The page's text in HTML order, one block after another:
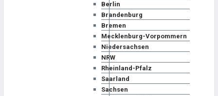
Berlin
Brandenburg
Bremen
Mecklenburg-Vorpommern
Niedersachsen
NRW
Rheinland-Pfalz
Saarland
Sachsen